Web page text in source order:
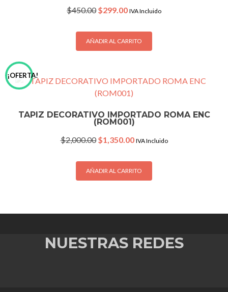
$450.00 Original
was:
$450.00.
$299.00Current
is:
$299.00.
IVA Incluido
AÑADIR AL CARRITO
¡OFERTA!
TAPIZ DECORATIVO IMPORTADO ROMA ENC
(ROM001)
$2,000.00 Original
was:
$2,000.00.
$1,350.00Current
is:
$1,350.00.
IVA Incluido
AÑADIR AL CARRITO
NUESTRAS REDES